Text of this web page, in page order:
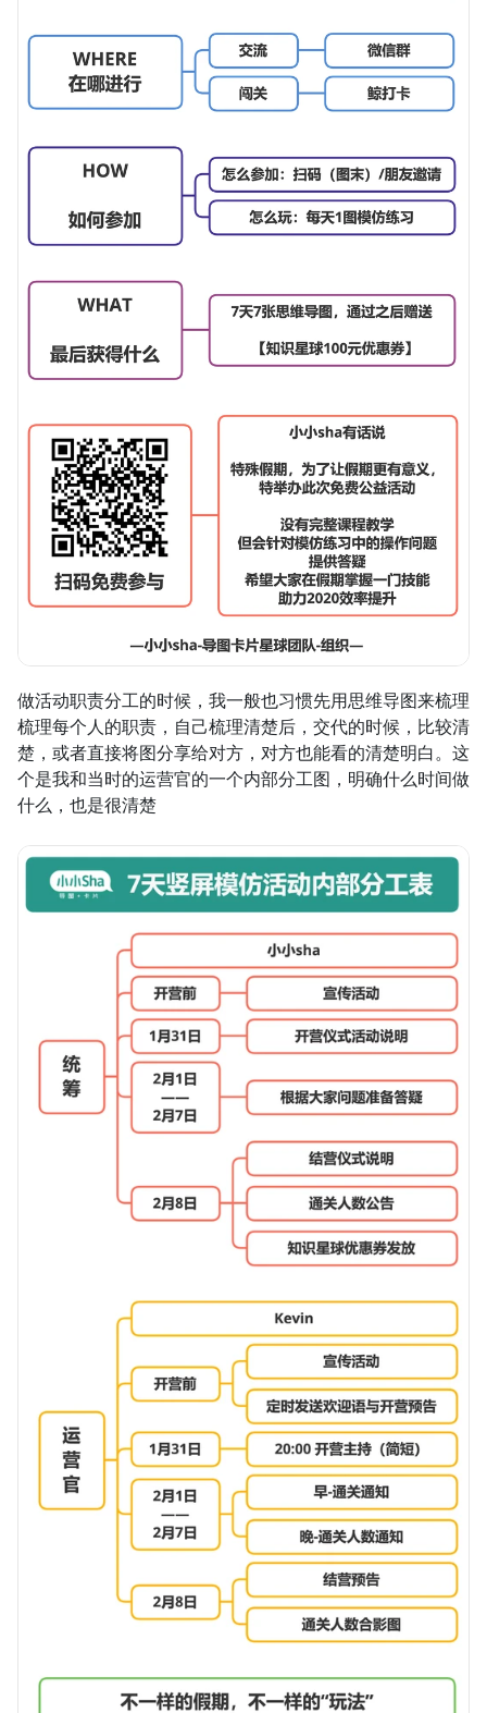
做活动职责分工的时候，我一般也习惯先用思维导图来梳理
梳理每个人的职责，自己梳理清楚后，交代的时候，比较清
楚，或者直接将图分享给对方，对方也能看的清楚明白。这
个是我和当时的运营官的一个内部分工图，明确什么时间做
什么，也是很清楚